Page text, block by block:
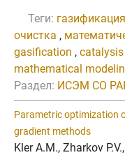
Теги: газификация
очистка ,
gasification , catalysis
mathematical
Раздел: ИСЭМ СО
Parametric optimization
gradient methods
Kler A.M., Zharkov